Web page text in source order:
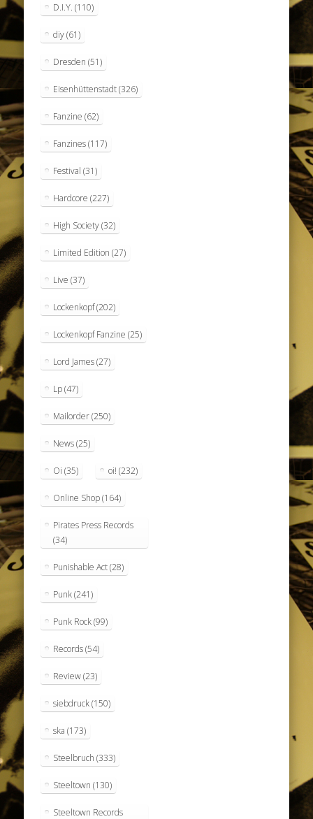
D.I.Y. (110)
diy(61)
Dresden (51)
Eisenhüttenstadt(326)
Fanzine (62)
Fanzines(117)
Festival (31)
Hardcore (227)
High Society(32)
Limited Edition (27)
Live (37)
Lockenkopf(202)
Lockenkopf Fanzine (25)
Lord James(27)
Lp(47)
Mailorder(250)
News(25)
Oi (35) oi! (232)
Online Shop(164)
Pirates Press Records
(34)
Punishable Act(28)
Punk(241)
Punk Rock(99)
Records(54)
Review(23)
siebdruck(150)
ska (173)
Steelbruch (333)
Steeltown (130)
Steeltown Records